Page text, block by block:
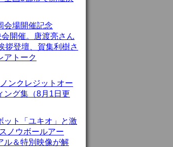
会場開催記念
会開催。唐渡亮さん
拶登壇、賀集利樹さ
アトーク
ンクレジットオー
ング集（8月1日更
ット「ユキオ」と激
ノウボールアー
ル＆特別映像が解